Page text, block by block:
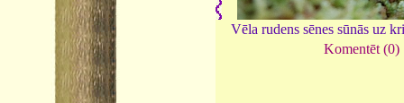
Vēla rudens sēnes sūnās uz
Komentēt (0)